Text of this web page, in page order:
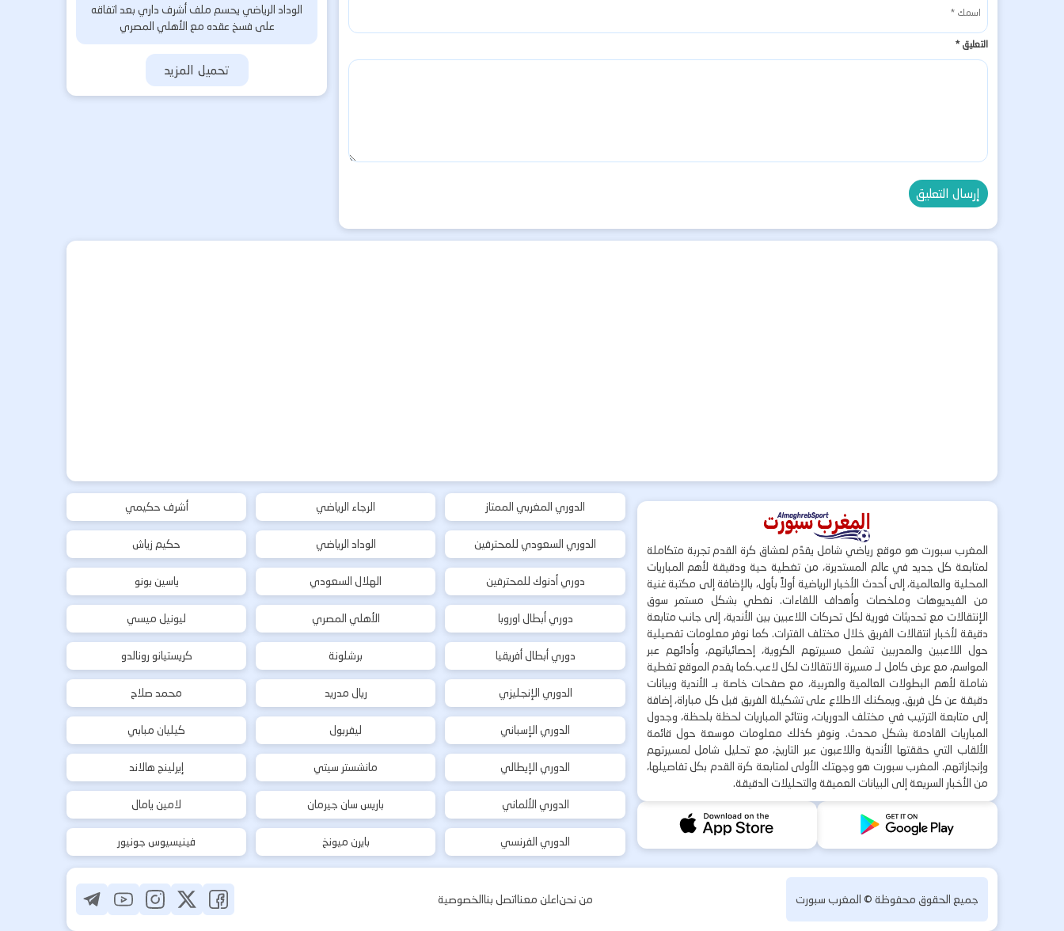
التعليق*
الوداد الرياضي يحسم ملف أشرف داري بعد اتفاقه
على فسخ عقده مع الأهلي المصري
تحميل المزيد
المغرب سبورت هو موقع رياضي شامل يقدّم لعشاق كرة القدم تجربة متكاملة
لمتابعة كل جديد في عالم المستديرة، من تغطية حية ودقيقة لأهم المباريات
المحلية والعالمية، إلى أحدث الأخبار الرياضية أولاً بأول، بالإضافة إلى مكتبة غنية
من الفيديوهات وملخصات وأهداف اللقاءات. نغطي بشكل مستمر سوق
الإنتقالات مع تحديثات فورية لكل تحركات اللاعبين بين الأندية، إلى جانب متابعة
دقيقة لأخبار انتقالات الفريق خلال مختلف الفترات. كما نوفر معلومات تفصيلية
حول اللاعبين والمدربين تشمل مسيرتهم الكروية، إحصائياتهم، وأدائهم عبر
المواسم، مع عرض كامل لـ مسيرة الانتقالات لكل لاعب.كما يقدم الموقع تغطية
شاملة لأهم البطولات العالمية والعربية، مع صفحات خاصة بـ الأندية وبيانات
دقيقة عن كل فريق. ويمكنك الاطلاع على تشكيلة الفريق قبل كل مباراة، إضافة
إلى متابعة الترتيب في مختلف الدوريات، ونتائج المباريات لحظة بلحظة، وجدول
المباريات القادمة بشكل محدث. ونوفر كذلك معلومات موسعة حول قائمة
الألقاب التي حققتها الأندية واللاعبون عبر التاريخ، مع تحليل شامل لمسيرتهم
وإنجازاتهم. المغرب سبورت هو وجهتك الأولى لمتابعة كرة القدم بكل تفاصيلها،
من الأخبار السريعة إلى البيانات العميقة والتحليلات الدقيقة.
الدوري المغربي الممتاز
الدوري السعودي للمحترفين
دوري أدنوك للمحترفين
دوري أبطال اوروبا
دوري أبطال أفريقيا
الدوري الإنجليزي
الدوري الإسباني
الدوري الإيطالي
الدوري الألماني
الدوري الفرنسي
الرجاء الرياضي
الوداد الرياضي
الهلال السعودي
الأهلي المصري
برشلونة
ريال مدريد
ليفربول
مانشستر سيتي
باريس سان جيرمان
بايرن ميونخ
أشرف حكيمي
حكيم زياش
ياسين بونو
ليونيل ميسي
كريستيانو رونالدو
محمد صلاح
كيليان مبابي
إيرلينج هالاند
لامين يامال
فينيسيوس جونيور
جميع الحقوق محفوظة ©المغرب سبورت من نحناعلن معنااتصل بناالخصوصية